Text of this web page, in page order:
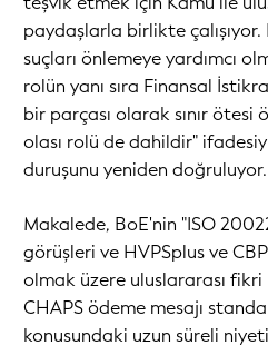
paydaşlarla birlikte
suçları önlemeye yardımcı
rolün yanı sıra Finansal
bir parçası olarak sınır
olası rolü de dahildir"
duruşunu yeniden doğruluyor.
Makalede, BoE'nin "ISO
görüşleri ve HVPSplus ve
olmak üzere uluslararası
CHAPS ödeme mesajı
konusundaki uzun süreli